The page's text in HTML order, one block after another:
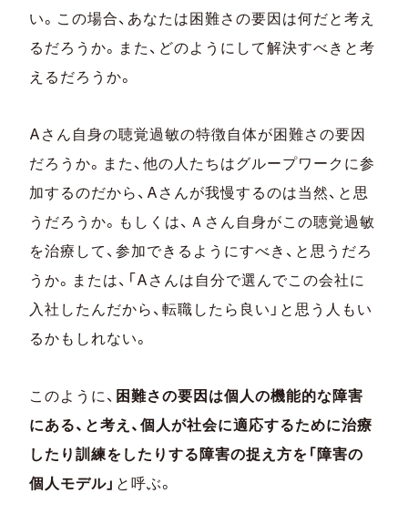
い。この場合、あなたは困難さの要因は何だと考え
るだろうか。また、どのようにして解決すべきと考
えるだろうか。
Aさん自身の聴覚過敏の特徴自体が困難さの要因
だろうか。また、他の人たちはグループワークに参
加するのだから、Aさんが我慢するのは当然、と思
うだろうか。もしくは、Ａさん自身がこの聴覚過敏
を治療して、参加できるようにすべき、と思うだろ
うか。または、「Aさんは自分で選んでこの会社に
入社したんだから、転職したら良い」と思う人もい
るかもしれない。
このように、 困難さの要因は個人の機能的な障害
にある、と考え、個人が社会に適応するために治療
したり訓練をしたりする障害の捉え方を「障害の
個人モデル」 と呼ぶ。